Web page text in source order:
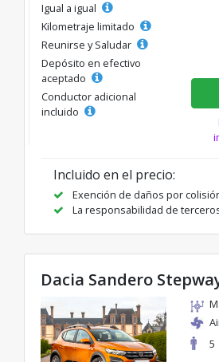
Igual a igual
Kilometraje limitado
Reunirse y Saludar
Depósito en efectivo
aceptado
Conductor adicional
incluido
Incluido en el precio:
Exención de daños por
La responsabilidad de
Dacia Sandero
5